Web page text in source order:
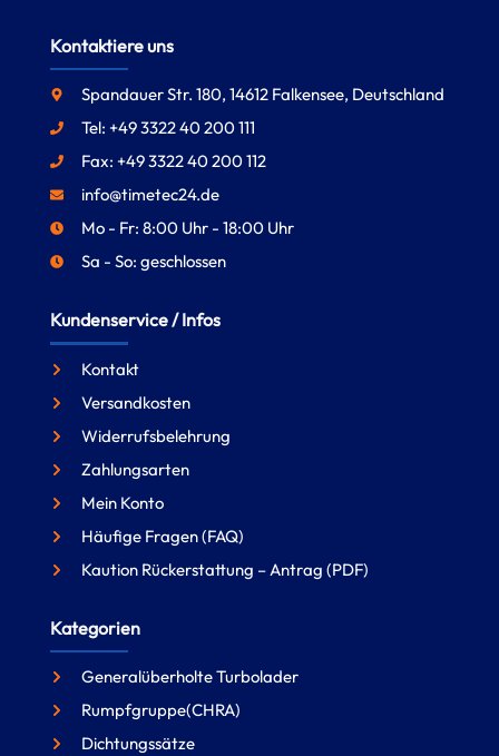
Kontaktiere uns
Spandauer Str. 180, 14612 Falkensee, Deutschland
Tel: +49 3322 40 200 111
Fax: +49 3322 40 200 112
info@timetec24.de
Mo - Fr: 8:00 Uhr - 18:00 Uhr
Sa - So: geschlossen
Kundenservice / Infos
Kontakt
Versandkosten
Widerrufsbelehrung
Zahlungsarten
Mein Konto
Häufige Fragen (FAQ)
Kaution Rückerstattung – Antrag (PDF)
Kategorien
Generalüberholte Turbolader
Rumpfgruppe(CHRA)
Dichtungssätze